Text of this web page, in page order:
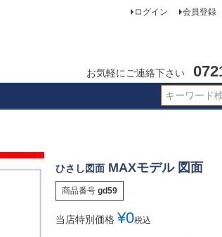
ログイン 会員登録
お気軽にご連絡下さい
ひさし図面 MAXモデル 図面
商品番号 gd59
当店特別価格 ¥0税込